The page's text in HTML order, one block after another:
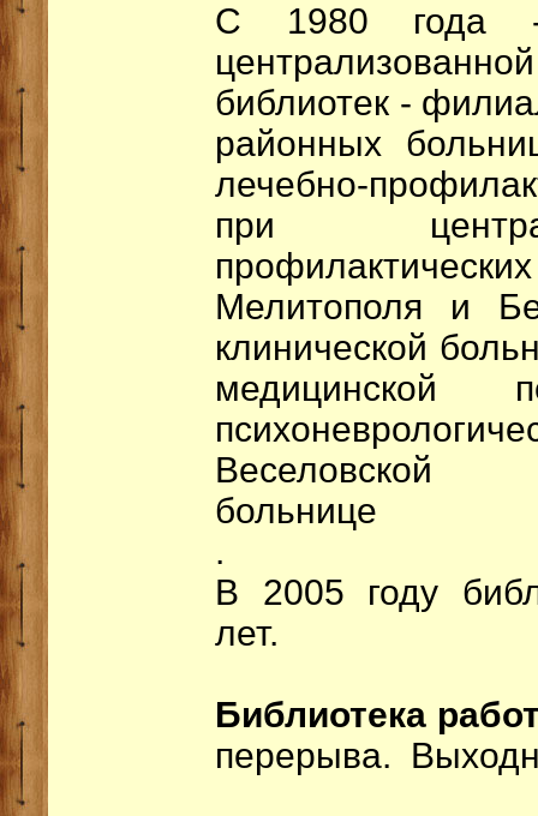
С 1980 года -
библиотек -
районных
лечебно-
при
Мелитополя и
клинической
медицинской
Веселовской
больнице
.
В 2005 году
лет.
Библиотека
перерыва.